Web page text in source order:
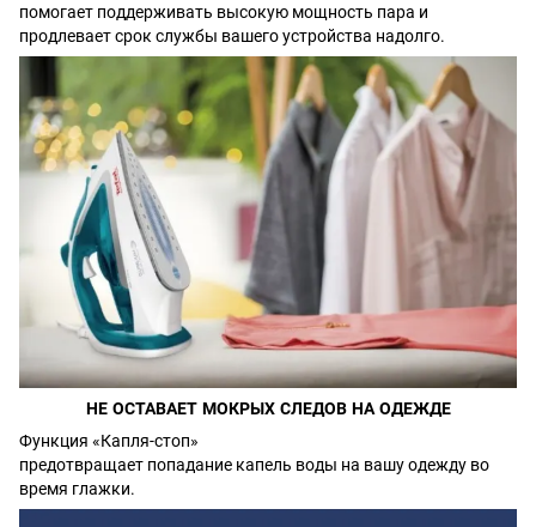
помогает поддерживать высокую мощность пара и
продлевает срок службы вашего устройства надолго.
НЕ ОСТАВАЕТ МОКРЫХ СЛЕДОВ НА ОДЕЖДЕ
Функция «Капля-стоп»
предотвращает попадание капель воды на вашу одежду во
время глажки.